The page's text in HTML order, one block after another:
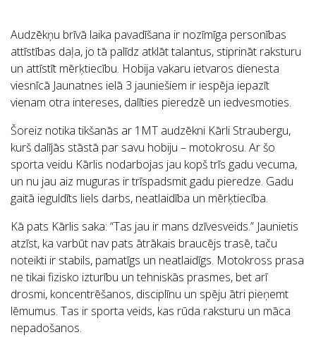
Audzēkņu brīvā laika pavadīšana ir nozīmīga personības
attīstības daļa, jo tā palīdz atklāt talantus, stiprināt raksturu
un attīstīt mērķtiecību. Hobija vakaru ietvaros dienesta
viesnīcā Jaunatnes ielā 3 jauniešiem ir iespēja iepazīt
vienam otra intereses, dalīties pieredzē un iedvesmoties.
Šoreiz notika tikšanās ar 1MT audzēkni Kārli Straubergu,
kurš dalījās stāstā par savu hobiju – motokrosu. Ar šo
sporta veidu Kārlis nodarbojas jau kopš trīs gadu vecuma,
un nu jau aiz muguras ir trīspadsmit gadu pieredze. Gadu
gaitā ieguldīts liels darbs, neatlaidība un mērķtiecība.
Kā pats Kārlis saka: “Tas jau ir mans dzīvesveids.” Jaunietis
atzīst, ka varbūt nav pats ātrākais braucējs trasē, taču
noteikti ir stabils, pamatīgs un neatlaidīgs. Motokross prasa
ne tikai fizisko izturību un tehniskās prasmes, bet arī
drosmi, koncentrēšanos, disciplīnu un spēju ātri pieņemt
lēmumus. Tas ir sporta veids, kas rūda raksturu un māca
nepadošanos.